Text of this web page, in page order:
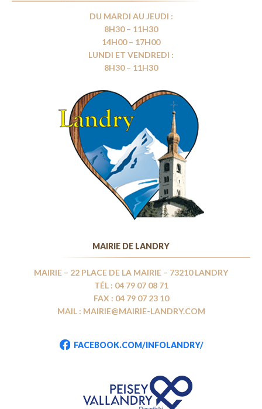
DU MARDI AU JEUDI :
8H30 – 11H30
14H00 – 17H00
LUNDI ET VENDREDI :
8H30 – 11H30
MAIRIE DE LANDRY
MAIRIE – 22 PLACE DE LA MAIRIE – 73210 LANDRY
TÉL : 04 79 07 08 71
FAX : 04 79 07 23 10
MAIL : MAIRIE@MAIRIE-LANDRY.COM
FACEBOOK.COM/INFOLANDRY/